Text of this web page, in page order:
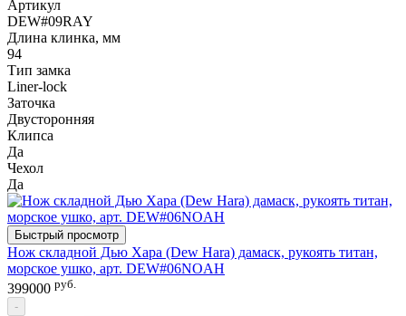
Артикул
DEW#09RAY
Длина клинка, мм
94
Тип замка
Liner-lock
Заточка
Двусторонняя
Клипса
Да
Чехол
Да
Быстрый просмотр
Нож складной Дью Хара (Dew Hara) дамаск, рукоять титан,
морское ушко, арт. DEW#06NOAH
399000 руб.
-